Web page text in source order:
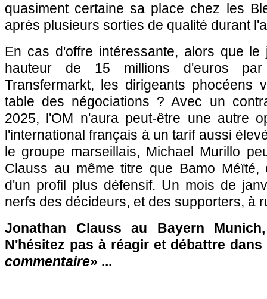
quasiment certaine sa place chez les
après plusieurs sorties de qualité durant
En cas d'offre intéressante, alors que
hauteur de 15 millions d'euros
Transfermarkt, les dirigeants phocéens
table des négociations ? Avec un
2025, l'OM n'aura peut-être une autre
l'international français à un tarif aussi
le groupe marseillais, Michael Murillo
Clauss au même titre que Bamo Méïté,
d'un profil plus défensif. Un mois de
nerfs des décideurs, et des supporters, à
Jonathan Clauss au Bayern
N'hésitez pas à réagir et débattre dans
commentaire» ...